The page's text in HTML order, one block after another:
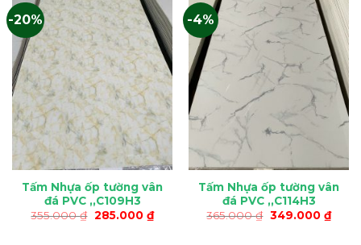
-20%
Tấm Nhựa ốp tường vân
đá PVC ,,C109H3
355.000₫ Giá
285.000 ₫Giá
hiện
-4%
Tấm Nhựa ốp tường vân
đá PVC ,,C114H3
365.000₫ Giá
349.000 ₫Giá
hiện